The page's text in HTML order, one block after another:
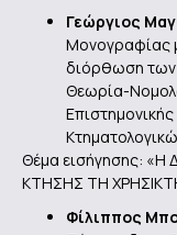
Γεώργιος
Μονογραφίας
διόρθωση
Θεωρία-
Θέμα εισήγησης:
ΚΤΗΣΗΣ ΤΗ
Φίλιππος